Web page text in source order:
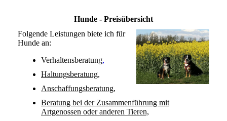
Hunde - Preisübersicht
Folgende Leistungen biete ich für
Hunde an:
Verhaltensberatung,
Haltungsberatung,
Anschaffungsberatung,
Beratung bei der Zusammenführung mit
Artgenossen oder anderen Tieren,